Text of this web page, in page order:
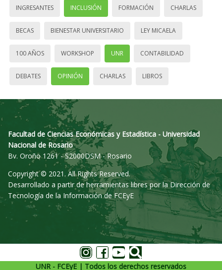
INGRESANTES INCLUSIÓN FORMACIÓN CHARLAS
BECAS BIENESTAR UNIVERSITARIO LEY MICAELA
100 AÑOS WORKSHOP UNR CONTABILIDAD
DEBATES OPINIÓN CHARLAS LIBROS
Facultad de Ciencias Económicas y Estadística - Universidad
Nacional de Rosario
Bv. Oroño 1261 - S2000DSM - Rosario
Copyright © 2021. All Rights Reserved.
Desarrollado a partir de herramientas libres por la Dirección de
Tecnología de la Información de FCEyE
UNR - FCEyE | Todos los derechos reservados